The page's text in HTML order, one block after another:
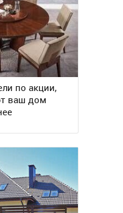
по акции,
ваш дом